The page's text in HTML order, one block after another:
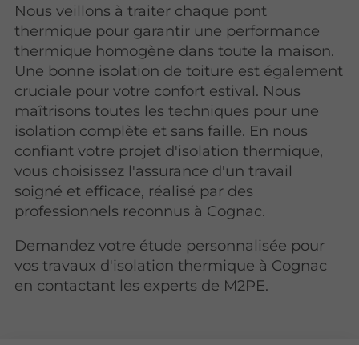
Nous veillons à traiter chaque pont
thermique pour garantir une performance
thermique homogène dans toute la maison.
Une bonne isolation de toiture est également
cruciale pour votre confort estival. Nous
maîtrisons toutes les techniques pour une
isolation complète et sans faille. En nous
confiant votre projet d'isolation thermique,
vous choisissez l'assurance d'un travail
soigné et efficace, réalisé par des
professionnels reconnus à Cognac.
Demandez votre étude personnalisée pour
vos travaux d'isolation thermique à Cognac
en contactant les experts de M2PE.